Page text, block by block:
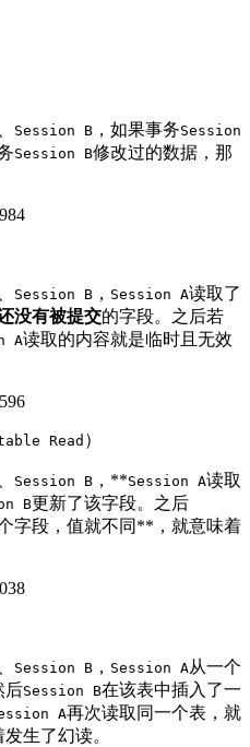
Session B ，如果事务Session
Session B修改过的数据，那
Session B ， Session A读取了
没有被提交的字段。之后若
A读取的内容就是临时且无效
Read ）
Session B ，**Session A读取
B更新了该字段。之后
字段，值就不同**，就意味着
Session B ， Session A从一个
后Session B在该表中插入了一
A再次读取同一个表，就
生了幻读。